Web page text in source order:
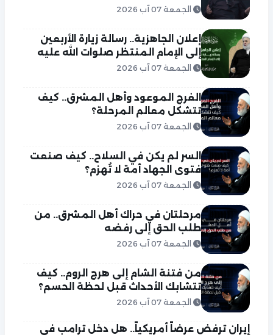
الجمعة 07 آب 2026
إعلان الجاهزية.. رسالة زيارة الأربعين
إلى الإمام المنتظر صلوات الله عليه
الجمعة 07 آب 2026
الفرج الموعود وأهل المشرق.. كيف
تتشكل معالم المرحلة؟
الجمعة 07 آب 2026
السر لم يكن في السلاح.. كيف صنعت
فتوى الجهاد أمة لا تُهزم؟
الجمعة 07 آب 2026
مرحلتان في حراك أهل المشرق.. من
طلب الحق إلى رفضه
الجمعة 07 آب 2026
من فتنة الشام إلى هرج الروم.. كيف
تتشابك الأحداث قبل لحظة الحسم؟
الجمعة 07 آب 2026
إيران ترفض عرضاً أمريكياً.. هل دخل ترامب في